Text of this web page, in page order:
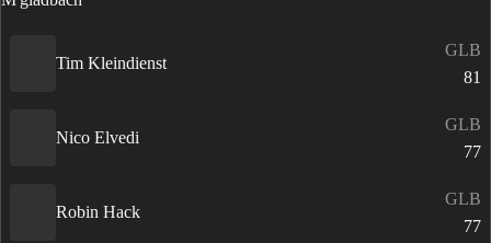
Tim Kleindienst
GLB
81
Nico Elvedi
GLB
77
Robin Hack
GLB
77